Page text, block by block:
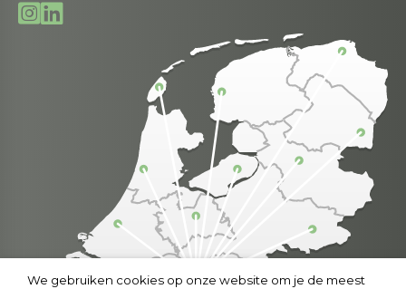
We gebruiken cookies op onze website om je de meest